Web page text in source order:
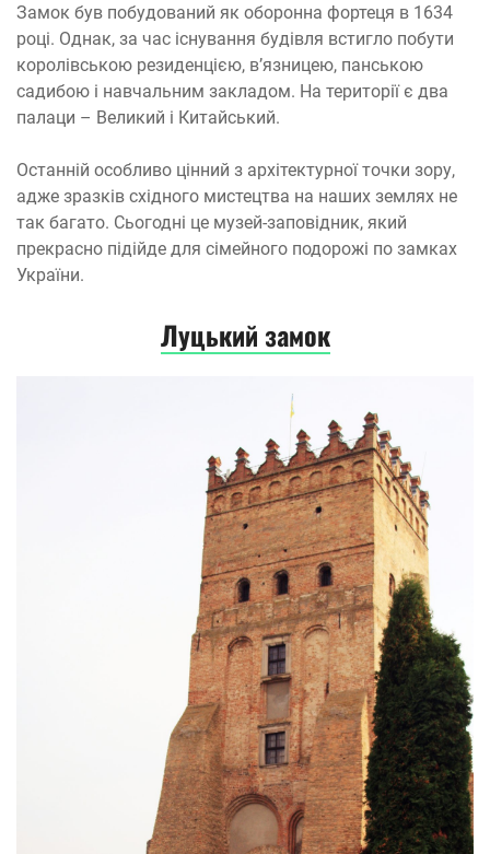
Замок був побудований як оборонна фортеця в 1634
році. Однак, за час існування будівля встигло побути
королівською резиденцією, в’язницею, панською
садибою і навчальним закладом. На території є два
палаци – Великий і Китайський.
Останній особливо цінний з архітектурної точки зору,
адже зразків східного мистецтва на наших землях не
так багато. Сьогодні це музей-заповідник, який
прекрасно підійде для сімейного подорожі по замках
України.
Луцький замок